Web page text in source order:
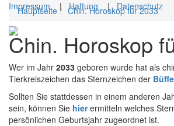
Impressum|Haftung | Datenschutz
Hauptseite Chin. Horoskop für 2033
Chin. Horoskop
Wer im Jahr 2033 geboren wurde hat als
Tierkreiszeichen das Sternzeichen der
Sollten Sie stattdessen in einem anderen
sein, können Sie hierermitteln welches
persönlichen Geburtsjahr zugeordnet ist.